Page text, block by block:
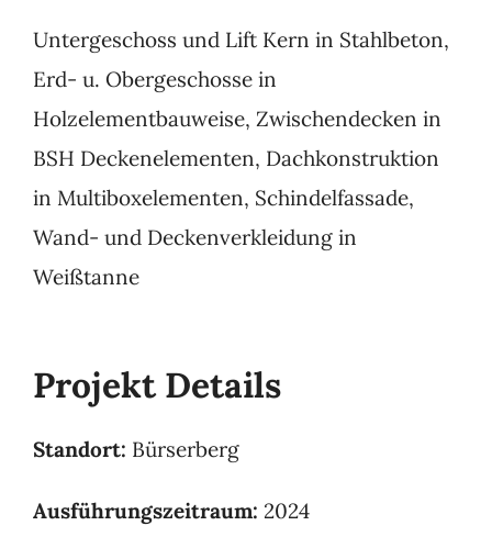
Untergeschoss und Lift Kern in Stahlbeton,
Erd- u. Obergeschosse in
Holzelementbauweise, Zwischendecken in
BSH Deckenelementen, Dachkonstruktion
in Multiboxelementen, Schindelfassade,
Wand- und Deckenverkleidung in
Weißtanne
Projekt Details
Standort: Bürserberg
Ausführungszeitraum: 2024